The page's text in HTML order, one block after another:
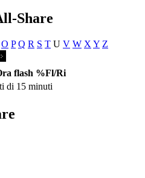
Share
O P Q R S T U V W X Y Z
flash %Fl/Ri
di 15 minuti